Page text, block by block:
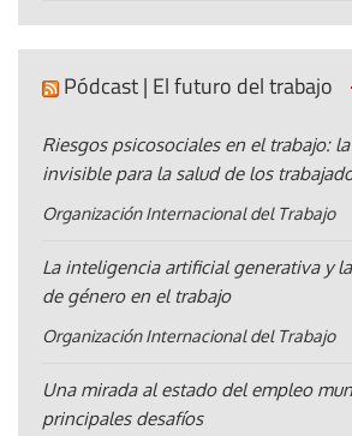
Pódcast | El futuro del trabajo
Riesgos psicosociales en el trabajo:
invisible para la salud de los
Organización Internacional del Trabajo
La inteligencia artificial generativa y
de género en el trabajo
Organización Internacional del Trabajo
Una mirada al estado del empleo
principales desafíos